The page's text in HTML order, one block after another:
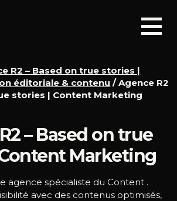
R2 – Based on true stories |
éditoriale & contenu /Agence R2
stories | Content Marketing
– Based on true
Marketing
agence spécialiste du Content .
avec des contenus optimisés,